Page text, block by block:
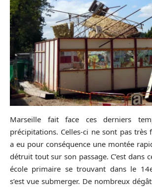
Marseille fait face ces derniers
précipitations. Celles-ci ne sont pas très
a eu pour conséquence une montée
détruit tout sur son passage. C’est dans
école primaire se trouvant dans le
s’est vue submerger. De nombreux